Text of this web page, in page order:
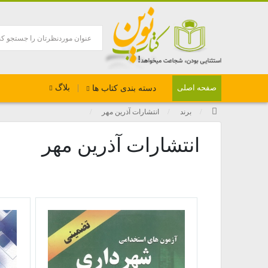
صفحه اصلی دسته بندی کتاب ها بلاگ
برند انتشارات آذرین مهر
انتشارات آذرین مهر